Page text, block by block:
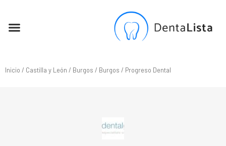
Inicio / Castilla y León / Burgos / Burgos / Progreso Dental